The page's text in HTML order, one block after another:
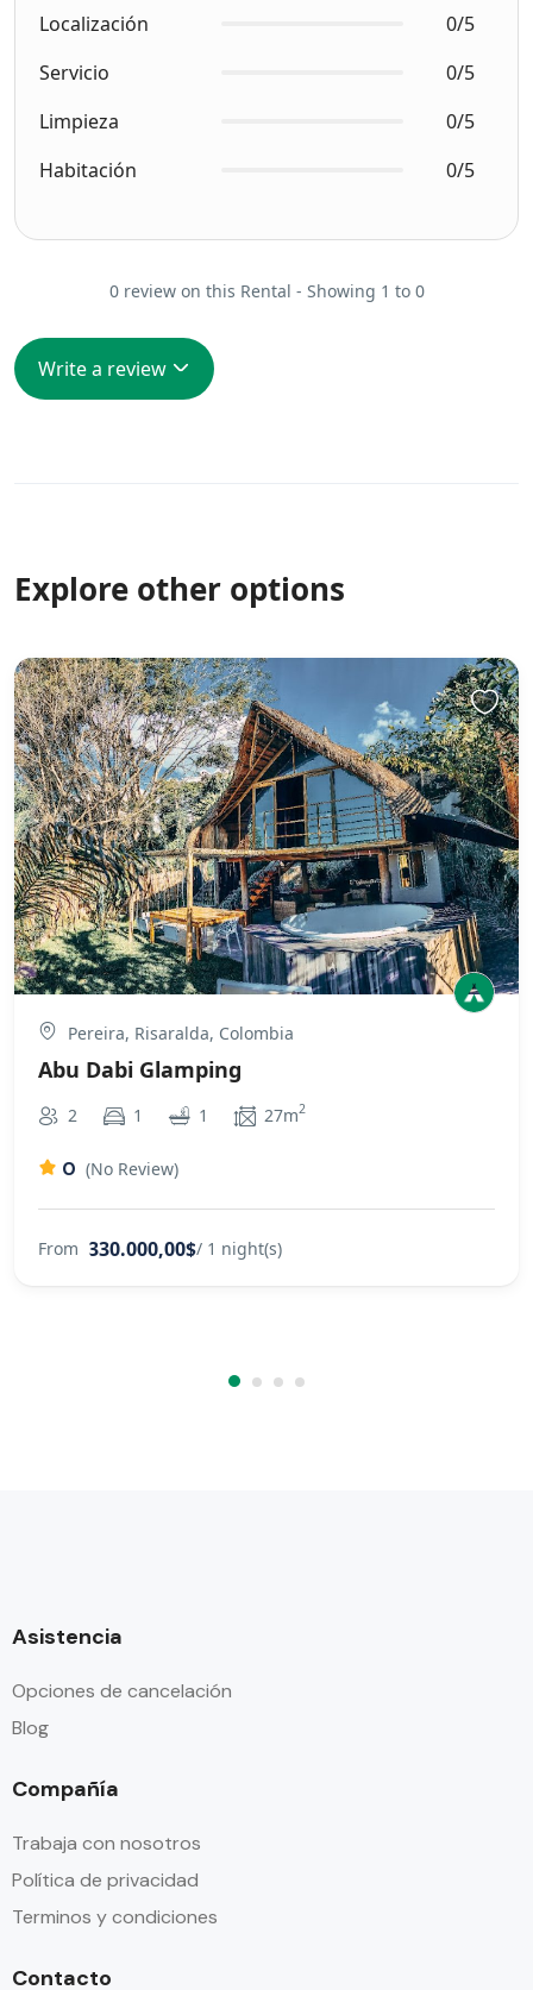
Localización
0/5
Servicio
0/5
Limpieza
0/5
Habitación
0/5
0 review on this Rental - Showing 1 to 0
Write a review
Explore other options
Pereira, Risaralda, Colombia
Abu Dabi Glamping
2 1 1 27m2
0 (No Review)
From 330.000,00$/ 1 night(s)
Asistencia
Opciones de cancelación
Blog
Compañía
Trabaja con nosotros
Política de privacidad
Terminos y condiciones
Contacto